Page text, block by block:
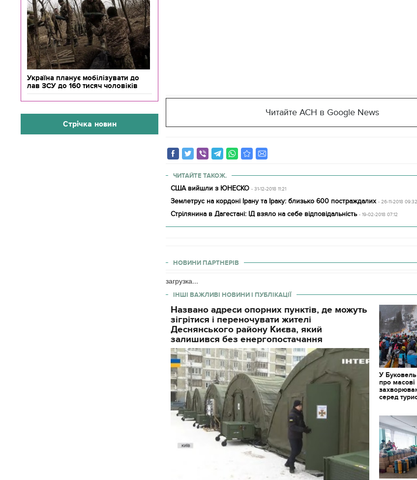
Україна планує мобілізувати до
лав ЗСУ до 160 тисяч чоловіків
Стрічка новин
Читайте АСН в Google News
ЧИТАЙТЕ ТАКОЖ.
США вийшли з ЮНЕСКО - 31-12-2018 11:21
Землетрус на кордоні Ірану та Іраку: близько 600 постраждалих - 26-11-2018 09:32
Стрілянина в Дагестані: ІД взяло на себе відповідальність - 19-02-2018 07:12
НОВИНИ ПАРТНЕРІВ
загрузка...
ІНШІ ВАЖЛИВІ НОВИНИ І ПУБЛІКАЦІЇ
Названо адреси опорних пунктів, де можуть
зігрітися і переночувати жителі
Деснянського району Києва, який
залишився без енергопостачання
У
про
серед